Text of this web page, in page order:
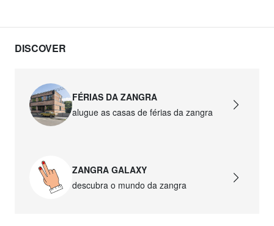
DISCOVER
FÉRIAS DA ZANGRA
alugue as casas de férias da zangra
ZANGRA GALAXY
descubra o mundo da zangra